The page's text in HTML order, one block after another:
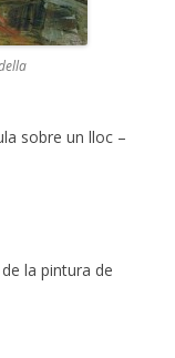
sobre un lloc –
la pintura de